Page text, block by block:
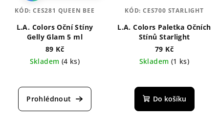
L.A. Colors Oční Stíny
Gelly Glam 5 ml
89 Kč
Skladem (4 ks)
hodnocení
produktu
KÓD:CES281 QUEEN BEE
L.A. Colors Paletka Očních
Stínů Starlight
79 Kč
Skladem (1 ks)
Do košíku
KÓD:CES700 STARLIGHT